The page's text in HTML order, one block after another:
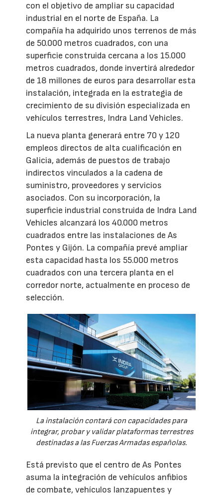
con el objetivo de ampliar su capacidad
industrial en el norte de España. La
compañía ha adquirido unos terrenos de más
de 50.000 metros cuadrados, con una
superficie construida cercana a los 15.000
metros cuadrados, donde invertirá alrededor
de 18 millones de euros para desarrollar esta
instalación, integrada en la estrategia de
crecimiento de su división especializada en
vehículos terrestres, Indra Land Vehicles.
La nueva planta generará entre 70 y 120
empleos directos de alta cualificación en
Galicia, además de puestos de trabajo
indirectos vinculados a la cadena de
suministro, proveedores y servicios
asociados. Con su incorporación, la
superficie industrial construida de Indra Land
Vehicles alcanzará los 40.000 metros
cuadrados entre las instalaciones de As
Pontes y Gijón. La compañía prevé ampliar
esta capacidad hasta los 55.000 metros
cuadrados con una tercera planta en el
corredor norte, actualmente en proceso de
selección.
La instalación contará con capacidades para
integrar, probar y validar plataformas terrestres
destinadas a las Fuerzas Armadas españolas.
Está previsto que el centro de As Pontes
asuma la integración de vehículos anfibios
de combate, vehículos lanzapuentes y